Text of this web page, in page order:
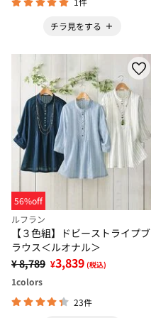
チラ見をする
56%off
ルフラン
【３色組】ドビーストライプブ
ラウス＜ルオナル＞
¥ 8,789 ¥3,839 (税込)
1colors
23件